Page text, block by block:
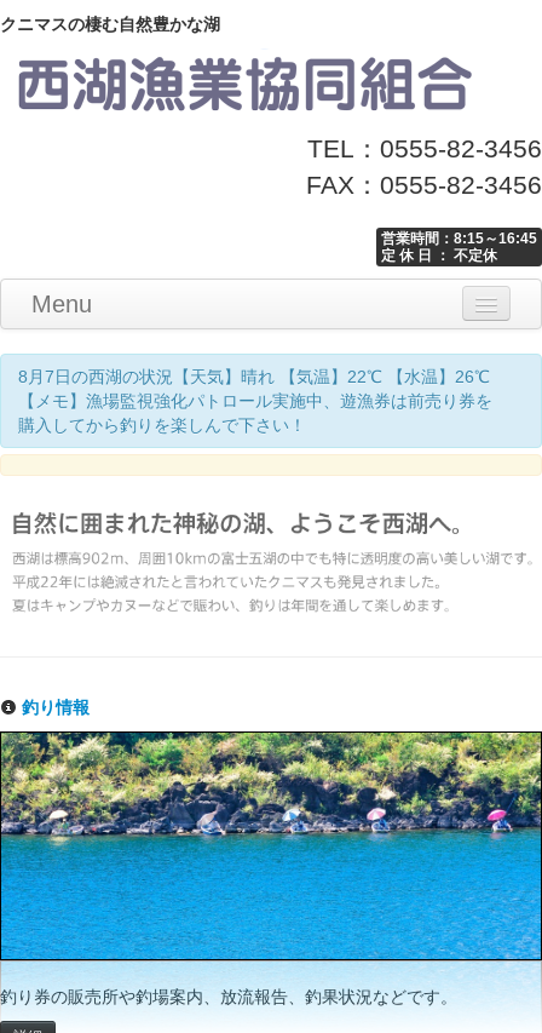
クニマスの棲む自然豊かな湖
TEL：0555-82-3456
FAX：0555-82-3456
営業時間：8:15～16:45
定 休 日 ： 不定休
Menu
Home
釣り情報
マナーとお願い
クニマス展示館
漁協からのお知らせ
お問い合わせ
8月7日の西湖の状況【天気】晴れ 【気温】22℃ 【水温】26℃
【メモ】漁場監視強化パトロール実施中、遊漁券は前売り券を
購入してから釣りを楽しんで下さい！
釣り情報
釣り券の販売所や釣場案内、放流報告、釣果状況などです。